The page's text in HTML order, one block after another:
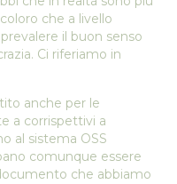
che a livello
il buon senso
Ci riferiamo in
anche per le
a corrispettivi a
al sistema OSS
comunque essere
che abbiamo